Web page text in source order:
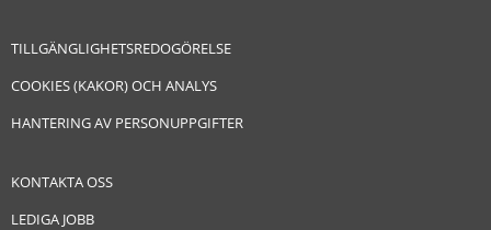
TILLGÄNGLIGHETSREDOGÖRELSE
COOKIES (KAKOR) OCH ANALYS
HANTERING AV PERSONUPPGIFTER
KONTAKTA OSS
LEDIGA JOBB